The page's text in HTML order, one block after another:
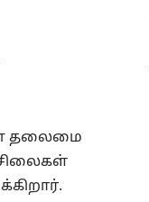
தலைமை